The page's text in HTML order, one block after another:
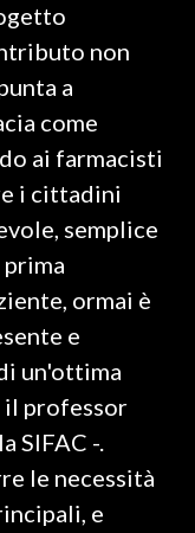
non
a
come
ai farmacisti
i cittadini
semplice
ormai è
e
un'ottima
il professor
SIFAC -.
le necessità
e